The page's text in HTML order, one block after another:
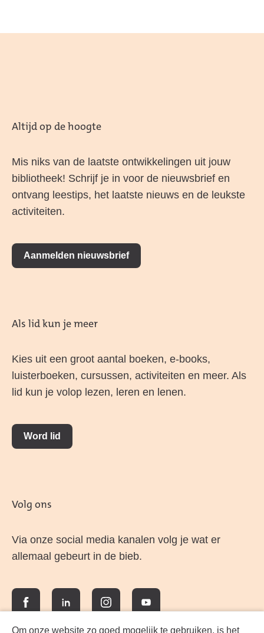
Om onze website zo goed mogelijk te gebruiken, is het
Altijd op de hoogte
Mis niks van de laatste ontwikkelingen uit jouw
bibliotheek! Schrijf je in voor de nieuwsbrief en
ontvang leestips, het laatste nieuws en de leukste
activiteiten.
Aanmelden nieuwsbrief
Als lid kun je meer
Kies uit een groot aantal boeken, e-books,
luisterboeken, cursussen, activiteiten en meer. Als
lid kun je volop lezen, leren en lenen.
Word lid
Volg ons
Via onze social media kanalen volg je wat er
allemaal gebeurt in de bieb.
FacebookLinkedIn InstagramYouTube